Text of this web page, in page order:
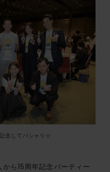
念してパシャリ☆
ら15周年記念パーティー